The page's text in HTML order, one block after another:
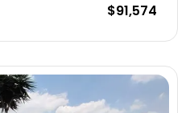
$91,574